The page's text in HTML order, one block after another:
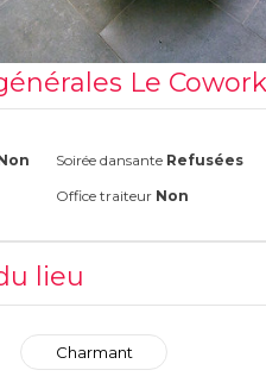
Le
Soirée dansante Refusées
Office traiteur Non
lieu
Charmant